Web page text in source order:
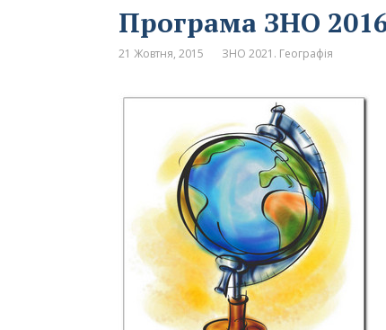
Програма ЗНО 2016
21 Жовтня, 2015 ЗНО 2021. Географія